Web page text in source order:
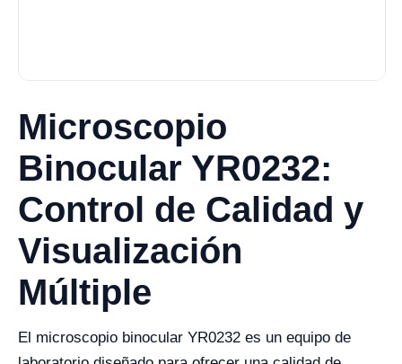
Microscopio
Binocular YR0232:
Control de Calidad y
Visualización
Múltiple
El microscopio binocular YR0232 es un equipo de